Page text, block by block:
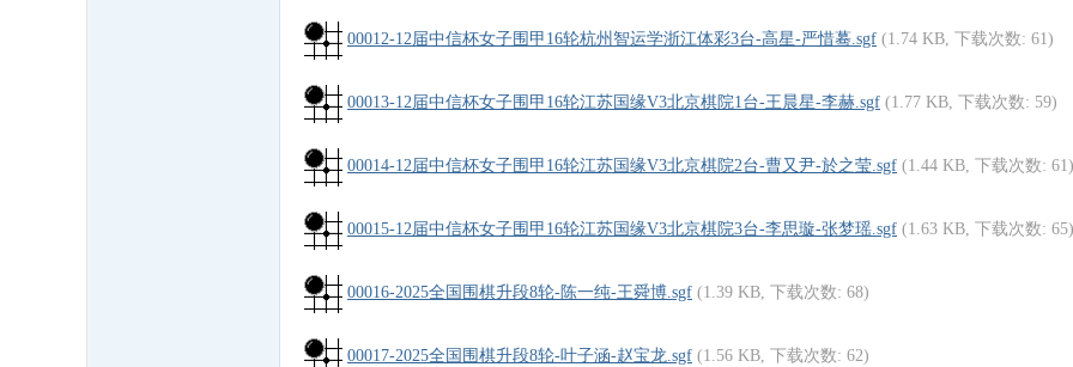
00012-12届中信杯女子围甲16轮杭州智运学浙江体彩3台-高星-严惜蓦.sgf (1.74 KB, 下载次数: 61)
00013-12届中信杯女子围甲16轮江苏国缘V3北京棋院1台-王晨星-李赫.sgf (1.77 KB, 下载次数: 59)
00014-12届中信杯女子围甲16轮江苏国缘V3北京棋院2台-曹又尹-於之莹.sgf (1.44 KB, 下载次数: 61)
00015-12届中信杯女子围甲16轮江苏国缘V3北京棋院3台-李思璇-张梦瑶.sgf (1.63 KB, 下载次数: 65)
00016-2025全国围棋升段8轮-陈一纯-王舜博.sgf (1.39 KB, 下载次数: 68)
00017-2025全国围棋升段8轮-叶子涵-赵宝龙.sgf (1.56 KB, 下载次数: 62)